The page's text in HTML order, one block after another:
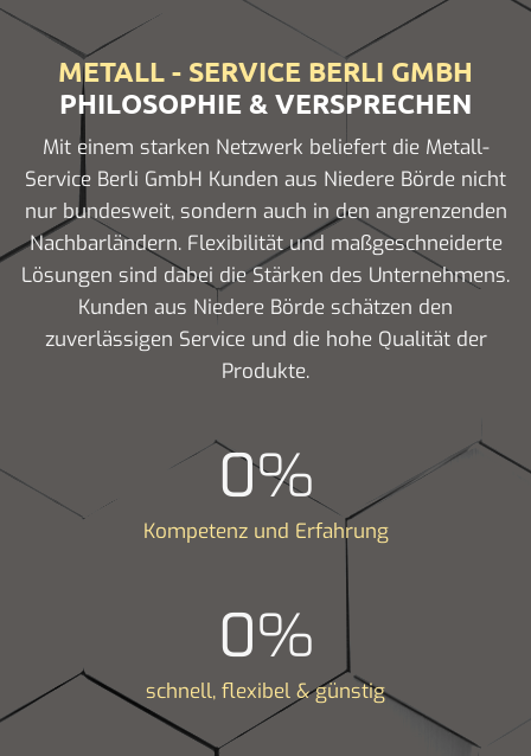
METALL - SERVICE BERLI GMBH
PHILOSOPHIE & VERSPRECHEN
Mit einem starken Netzwerk beliefert die Metall-
Service Berli GmbH Kunden aus Niedere Börde nicht
nur bundesweit, sondern auch in den angrenzenden
Nachbarländern. Flexibilität und maßgeschneiderte
Lösungen sind dabei die Stärken des Unternehmens.
Kunden aus Niedere Börde schätzen den
zuverlässigen Service und die hohe Qualität der
Produkte.
0%
Kompetenz und Erfahrung
0%
schnell, flexibel & günstig